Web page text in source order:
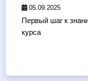
05.09.2025
Первый шаг к
курса